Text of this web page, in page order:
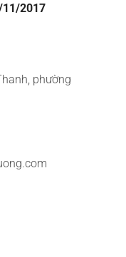
11/2017
phường